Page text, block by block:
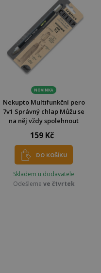
NOVINKA
Nekupto Multifunkční pero
7v1 Správný chlap Můžu se
na něj vždy spolehnout
159 Kč
DO KOŠÍKU
Skladem u dodavatele
Odešleme ve čtvrtek